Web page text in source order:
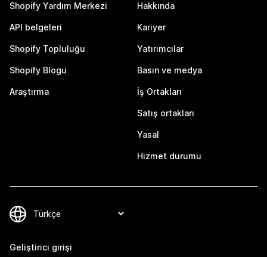
Shopify Yardım Merkezi
API belgeleri
Shopify Topluluğu
Shopify Blogu
Araştırma
Hakkında
Kariyer
Yatırımcılar
Basın ve medya
İş Ortakları
Satış ortakları
Yasal
Hizmet durumu
Geliştirici girişi